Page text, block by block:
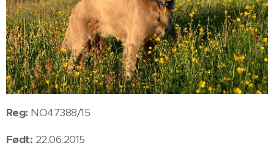
Reg: NO47388/15
Født: 22.06.2015